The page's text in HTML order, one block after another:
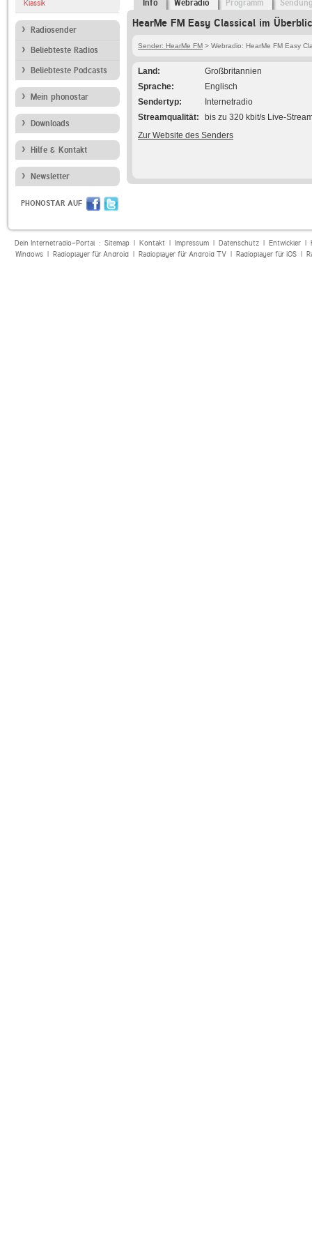
Klassik
Radiosender
Beliebteste Radios
Beliebteste Podcasts
Mein phonostar
Downloads
Hilfe & Kontakt
Newsletter
PHONOSTAR AUF
Info Webradio Programm
HearMe FM Easy Classical im
Sender: HearMe FM > Webradio: HearMe FM Easy
Land
Großbritannien
Sprache
Englisch
Sendertyp
Internetradio
Streamqualität
bis zu 320 kbit/s Live-
Zur Website des Senders
Dein Internetradio-Portal : Sitemap| Kontakt| Impressum| Datenschutz| Entwickler|
Windows| Radioplayer für Android| Radioplayer für Android TV| Radioplayer für iOS|